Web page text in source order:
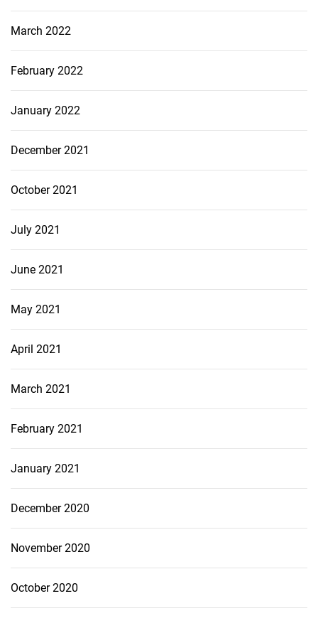
March 2022
February 2022
January 2022
December 2021
October 2021
July 2021
June 2021
May 2021
April 2021
March 2021
February 2021
January 2021
December 2020
November 2020
October 2020